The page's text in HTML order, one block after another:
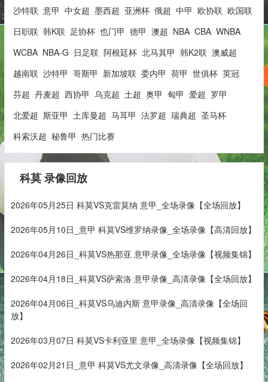
沙特联 意甲 中女超 墨西超 亚洲杯 俄超 中甲 欧协联 欧国联
日职联 韩K联 足协杯 也门甲 德甲 澳超 NBA CBA WNBA
WCBA NBA-G 日足联 阿根廷杯 北马其甲 韩K2联 澳威超
越南联 沙特甲 哥斯甲 新加坡联 委内甲 荷甲 世俱杯 英冠
芬超 丹麦超 西协甲 乌克超 土超 奥甲 匈甲 爱超 罗甲
北爱超 斯亚甲 土库曼超 马耳甲 法罗超 瑞典超 圣马杯
科索沃超 秘鲁甲 热门比赛
科莫 录像回放
2026年05月25日 科莫VS克雷莫纳 意甲_全场录像【全场回放】
2026年05月10日_意甲 科莫VS维罗纳录像_全场录像【高清回放】
2026年04月26日_科莫VS热那亚 意甲录像_全场录像【视频集锦】
2026年04月18日_科莫VS萨索洛 意甲录像_高清录像【全场回放】
2026年04月06日_科莫VS乌迪内斯 意甲录像_高清录像【全场回
放】
2026年03月07日 科莫VS卡利亚里 意甲_全场录像【视频集锦】
2026年02月21日_意甲 科莫VS尤文录像_高清录像【全场回放】